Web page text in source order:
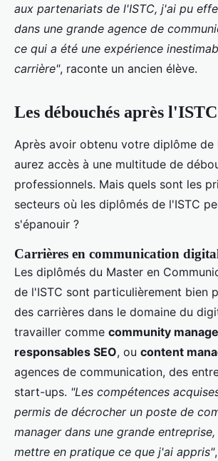
aux partenariats de l'ISTC, j'ai pu
dans une grande agence de
ce qui a été une expérience
carrière", raconte un ancien élève.
Les débouchés après l'ISTC
Après avoir obtenu votre diplôme de
aurez accès à une multitude de
professionnels. Mais quels sont les
secteurs où les diplômés de l'ISTC
s'épanouir ?
Carrières en communication
Les diplômés du Master en
de l'ISTC sont particulièrement bien
des carrières dans le domaine du
travailler comme community
responsables SEO, ou content
agences de communication, des
start-ups. "Les compétences
permis de décrocher un poste de
manager dans une grande
mettre en pratique ce que j'ai appris"